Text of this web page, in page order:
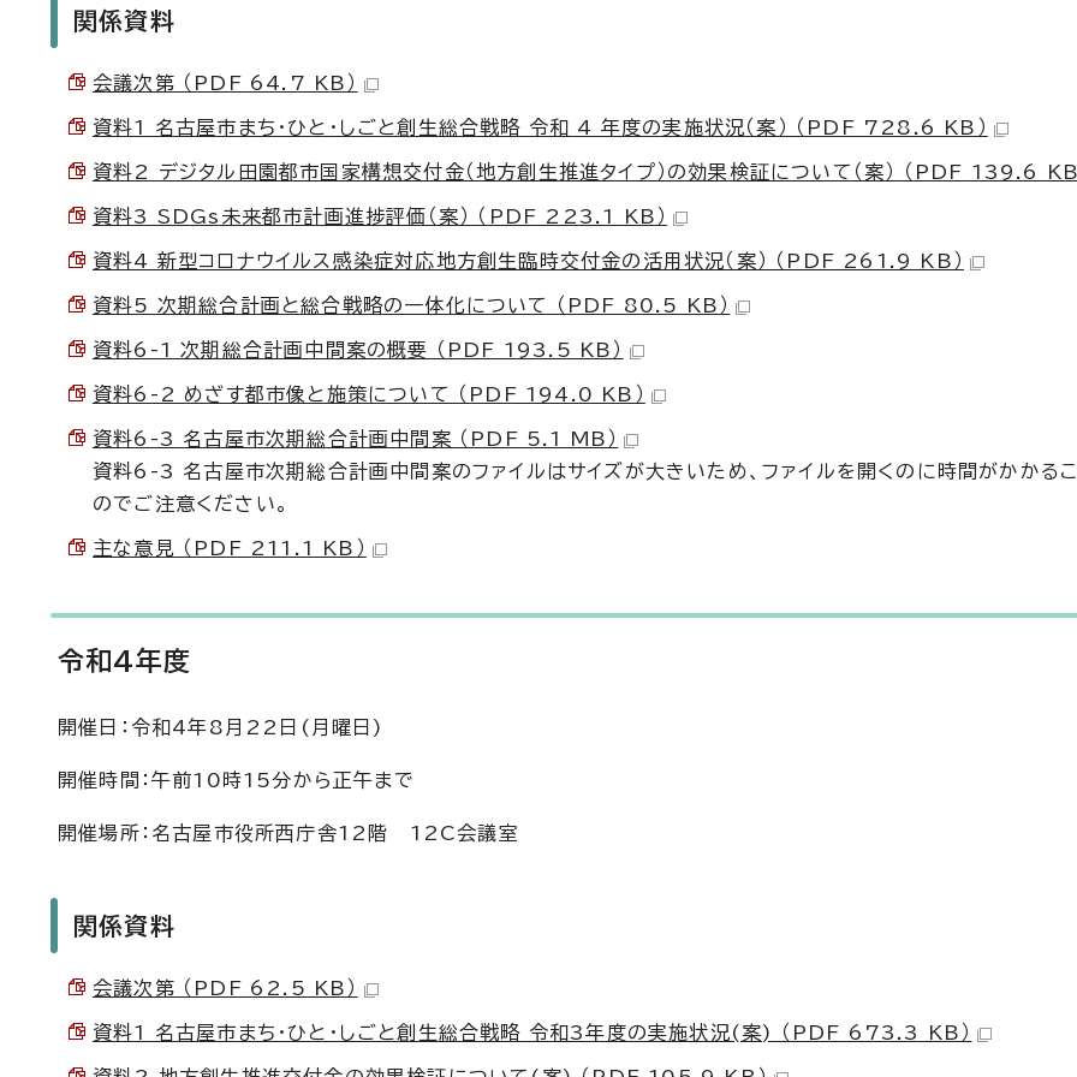
関係資料
会議次第 （PDF 64.7 KB）
資料1 名古屋市まち・ひと・しごと創生総合戦略 令和 4 年度の実施状況（案） （PDF 728.6 KB）
資料2 デジタル田園都市国家構想交付金（地方創生推進タイプ）の効果検証について（案） （PDF 139.6 KB
資料3 SDGs未来都市計画進捗評価（案） （PDF 223.1 KB）
資料4 新型コロナウイルス感染症対応地方創生臨時交付金の活用状況（案） （PDF 261.9 KB）
資料5 次期総合計画と総合戦略の一体化について （PDF 80.5 KB）
資料6-1 次期総合計画中間案の概要 （PDF 193.5 KB）
資料6-2 めざす都市像と施策について （PDF 194.0 KB）
資料6-3 名古屋市次期総合計画中間案 （PDF 5.1 MB）
資料6-3 名古屋市次期総合計画中間案のファイルはサイズが大きいため、ファイルを開くのに時間がかかる
のでご注意ください。
主な意見 （PDF 211.1 KB）
令和4年度
開催日：令和4年8月22日(月曜日)
開催時間：午前10時15分から正午まで
開催場所：名古屋市役所西庁舎12階 12C会議室
関係資料
会議次第 （PDF 62.5 KB）
資料1 名古屋市まち・ひと・しごと創生総合戦略 令和3年度の実施状況(案) （PDF 673.3 KB）